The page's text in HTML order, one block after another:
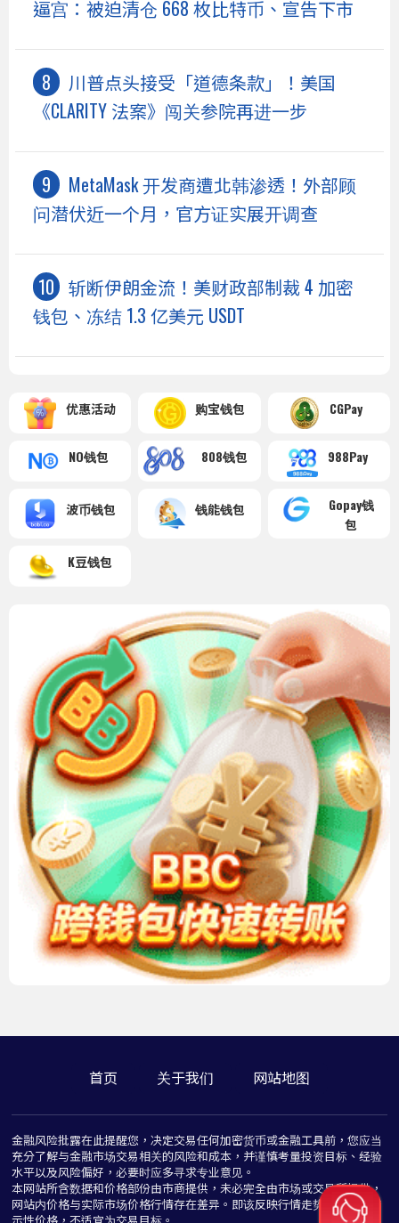
逼宫：被迫清仓 668 枚比特币、宣告下市
川普点头接受「道德条款」！美国
《CLARITY 法案》闯关参院再进一步
MetaMask 开发商遭北韩渗透！外部顾
问潜伏近一个月，官方证实展开调查
斩断伊朗金流！美财政部制裁 4 加密
钱包、冻结 1.3 亿美元 USDT
优惠活动 购宝钱包 CGPay
NO钱包 808钱包 988Pay
波币钱包 钱能钱包
Gopay钱
包
K豆钱包
首页 关于我们 网站地图
金融风险批露在此提醒您，决定交易任何加密货币或金融工具前，您应当
充分了解与金融市场交易相关的风险和成本，并谨慎考量投资目标、经验
水平以及风险偏好，必要时应多寻求专业意见。
本网站所含数据和价格部份由市商提供，未必完全由市场或交易所提供，
网站内价格与实际市场价格行情存在差异。即该反映行情走势价格仅为指